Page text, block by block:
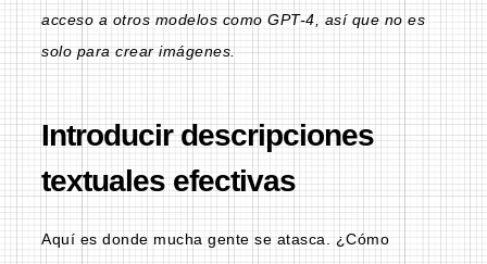
acceso a otros modelos como GPT-4, así que no es
solo para crear imágenes.
Introducir descripciones
textuales efectivas
Aquí es donde mucha gente se atasca. ¿Cómo